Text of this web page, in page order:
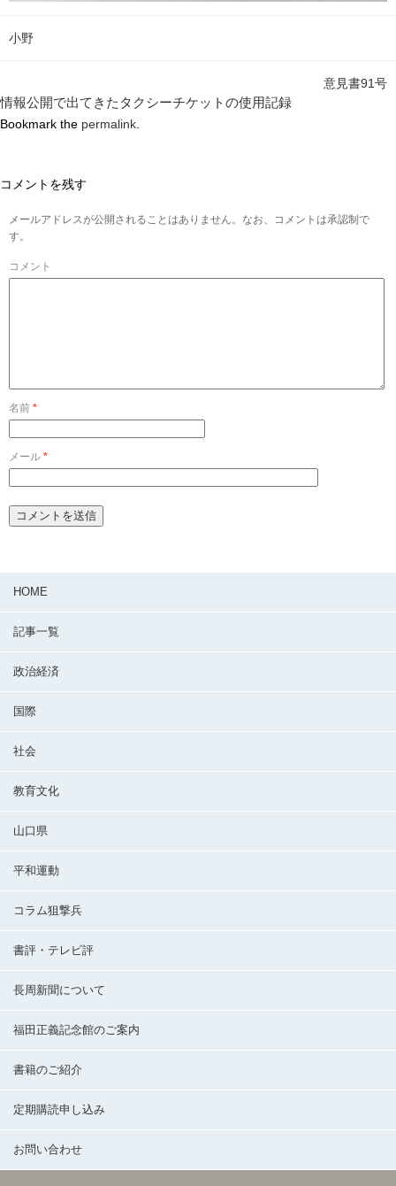
小野
意見書91号
情報公開で出てきたタクシーチケットの使用記録
Bookmark the permalink
コメントを残す
メールアドレスが公開されることはありません。なお、コメントは承認制で
す。
コメント
名前 *
メール *
HOME
記事一覧
政治経済
国際
社会
教育文化
山口県
平和運動
コラム狙撃兵
書評・テレビ評
長周新聞について
福田正義記念館のご案内
書籍のご紹介
定期購読申し込み
お問い合わせ